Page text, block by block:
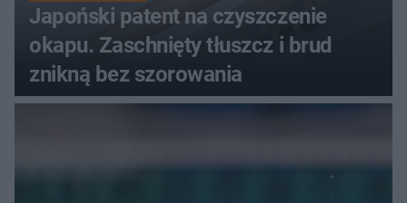
Japoński patent na czyszczenie
okapu. Zaschnięty tłuszcz i brud
znikną bez szorowania